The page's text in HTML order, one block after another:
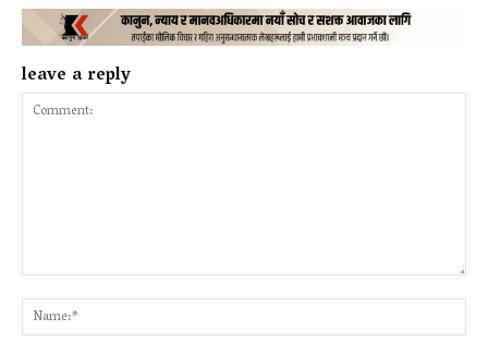
leave a reply